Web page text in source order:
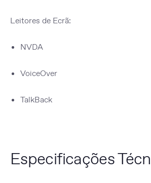
Leitores de Ecrã:
NVDA
VoiceOver
TalkBack
Especificações